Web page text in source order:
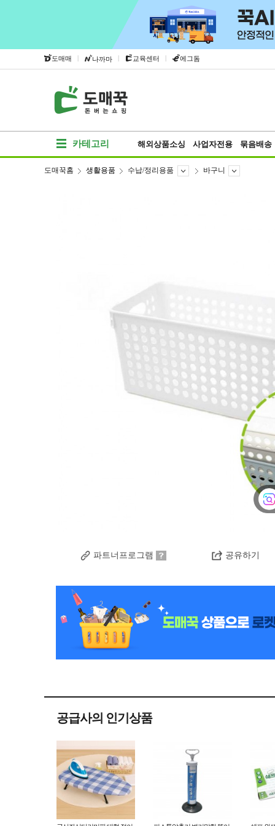
도매매 | 나까마 | 교육센터 | 에그돔
카테고리 해외상품소싱 사업자전용 묶음배송
도매꾹홈 생활용품 수납/정리용품 바구니
파트너프로그램 공유하기
공급사의 인기상품